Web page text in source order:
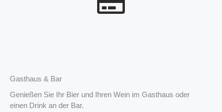
Gasthaus & Bar
Genießen Sie Ihr Bier und Ihren Wein im Gasthaus oder
einen Drink an der Bar.